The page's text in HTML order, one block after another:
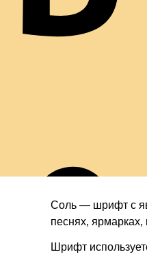
Соль — шрифт с
песнях, ярмарках,
Шрифт